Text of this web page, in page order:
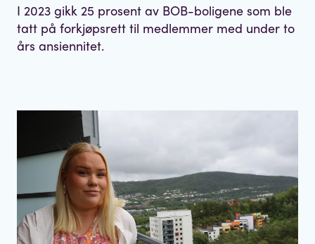
I 2023 gikk 25 prosent av BOB-boligene som ble
tatt på forkjøpsrett til medlemmer med under to
års ansiennitet.